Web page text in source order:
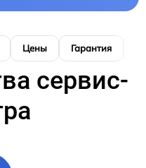
Цены Гарантия
сервис-